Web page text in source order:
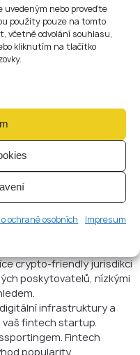
nebo proveďte
použity pouze na tomto
včetně odvolání souhlasu,
kliknutím na tlačítko
ochraně osobních
Impresum
Středn
í–
vysoká
Rychlý
EU
passp
á
ované
upy
váš fintech startup
licencování a
crypto-friendly jurisdikci
poskytovatelů, nízkými
infrastruktury a
fintech startup.
Fintech
popularity.